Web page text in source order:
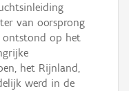
van oorsprong
ontstond op het
het Rijnland,
werd in de